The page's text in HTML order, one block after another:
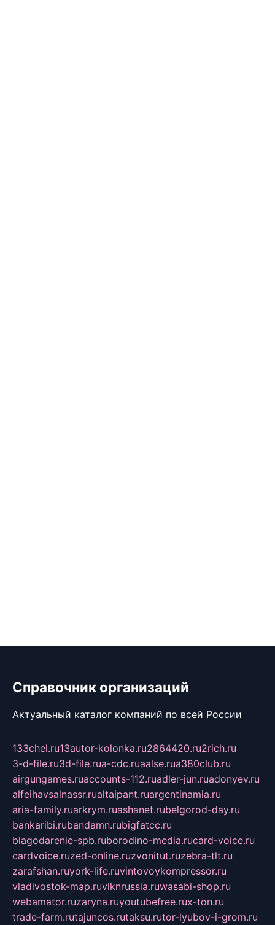
Справочник организаций
Актуальный каталог компаний по всей России
133chel.ru13autor-kolonka.ru2864420.ru2rich.ru
3-d-file.ru3d-file.rua-cdc.ruaalse.rua380club.ru
airgungames.ruaccounts-112.ruadler-jun.ruadonyev.ru
alfeihavsalnassr.rualtaipant.ruargentinamia.ru
aria-family.ruarkrym.ruashanet.rubelgorod-day.ru
bankaribi.rubandamn.rubigfatcc.ru
blagodarenie-spb.ruborodino-media.rucard-voice.ru
cardvoice.ruzed-online.ruzvonitut.ruzebra-tlt.ru
zarafshan.ruyork-life.ruvintovoykompressor.ru
vladivostok-map.ruvlknrussia.ruwasabi-shop.ru
webamator.ruzaryna.ruyoutubefree.rux-ton.ru
trade-farm.rutajuncos.rutaksu.rutor-lyubov-i-grom.ru